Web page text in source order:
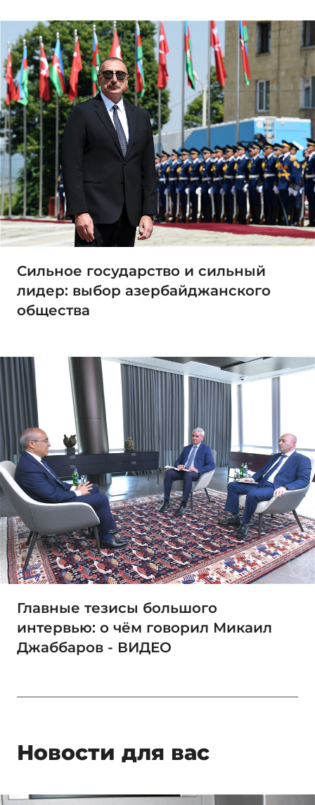
Сильное государство и сильный
лидер: выбор азербайджанского
общества
Главные тезисы большого
интервью: о чём говорил Микаил
Джаббаров - ВИДЕО
Новости для вас